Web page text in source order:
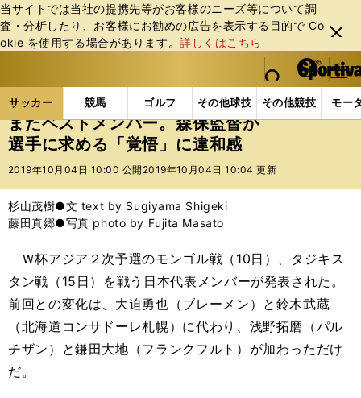
当サイトでは当社の提携先等がお客様のニーズ等について調
査・分析したり、お客様にお勧めの広告を表⽰する⽬的で Co
okie を使⽤する場合があります。詳しくはこちら
閉じ
る
web Sportiva (webスポルティーバ)
検索
マイペ
ー
ジ
メニュ
サッカー 競馬 ゴルフ その他球技 その他競技 モー
ス
ポ
ル
バ
サッカーの記事一覧 サッカー代表 日本代表 ま
またベストメンバー。森保監督が
選手に求める「覚悟」に違和感
2019年10月04日 10:00 公開 2019年10月04日 10:04 更新
杉山茂樹●文 text by Sugiyama Shigeki
藤田真郷●写真 photo by Fujita Masato
Ｗ杯アジア２次予選のモンゴル戦（10日）、タジキス
タン戦（15日）を戦う日本代表メンバーが発表された。
前回との変化は、大迫勇也（ブレーメン）と鈴木武蔵
（北海道コンサドーレ札幌）に代わり、浅野拓磨（パル
チザン）と鎌田大地（フランクフルト）が加わっただけ
だ。